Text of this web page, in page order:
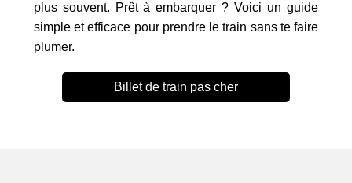
plus souvent. Prêt à embarquer ? Voici un guide
simple et efficace pour prendre le train sans te faire
plumer.
Billet de train pas cher